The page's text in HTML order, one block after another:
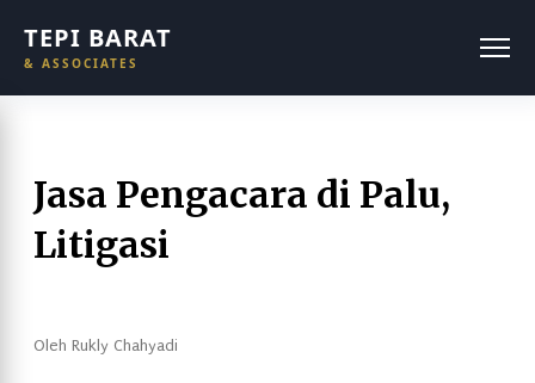
TEPI BARAT
& ASSOCIATES
Langsung ke konten utama
Jasa Pengacara di Palu,
Litigasi
Oleh Rukly Chahyadi